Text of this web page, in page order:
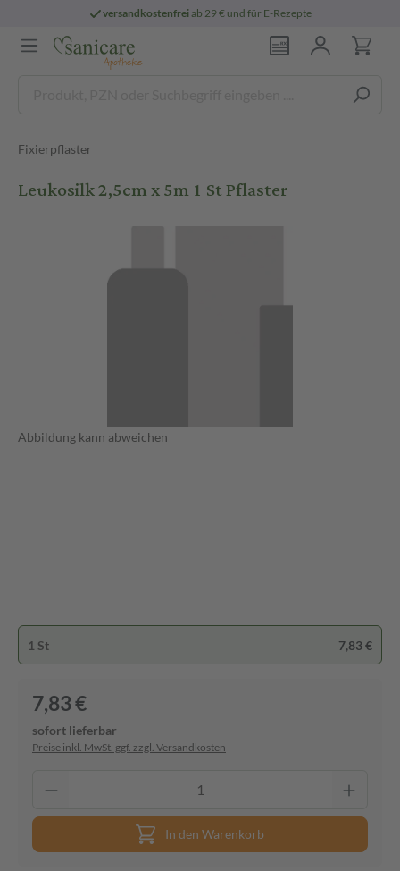
versandkostenfreiab 29 € und für E-Rezepte
Fixierpflaster
Leukosilk 2,5cm x 5m 1 St Pflaster
Abbildung kann abweichen
1 St 7,83 €
7,83 €
sofort lieferbar
Preise inkl. MwSt. ggf. zzgl. Versandkosten
In den Warenkorb